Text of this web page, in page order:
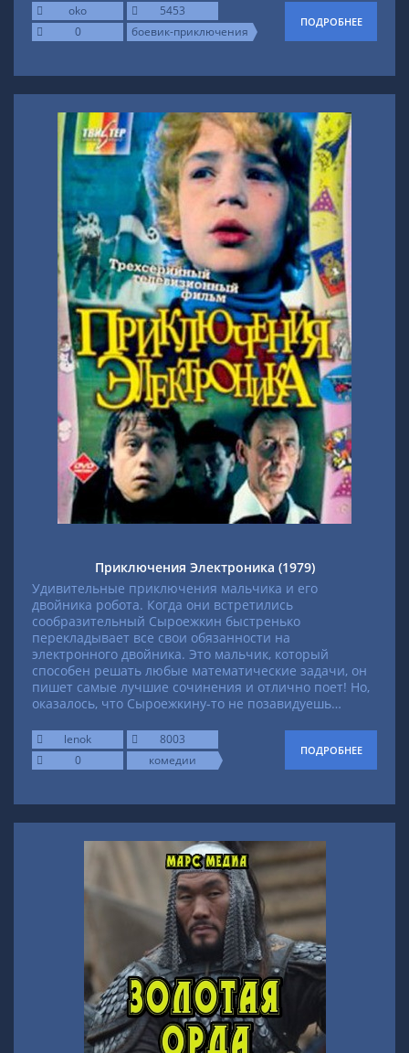
oko
5453
0
боевик-приключения
ПОДРОБНЕЕ
Приключения Электроника (1979)
Удивительные приключения мальчика и его
двойника робота. Когда они встретились
сообразительный Сыроежкин быстренько
перекладывает все свои обязанности на
электронного двойника. Это мальчик, который
способен решать любые математические задачи, он
пишет самые лучшие сочинения и отлично поет! Но,
оказалось, что Сыроежкину-то не позавидуешь…
lenok
8003
0
комедии
ПОДРОБНЕЕ